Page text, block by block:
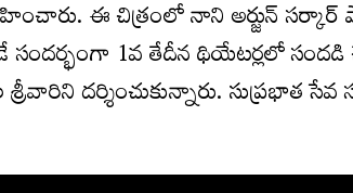
ఈ చిత్రంలో నాని అర్జున్‌
1వ తేదీన థియేటర్లలో
దర్శించుకున్నారు. సుప్రభాత